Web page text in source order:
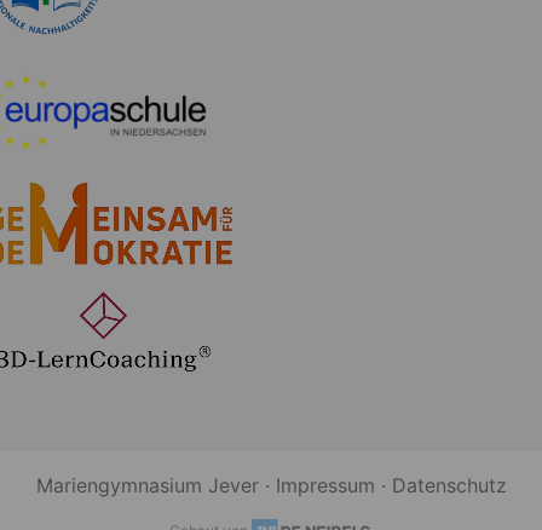
Mariengymnasium Jever · Impressum · Datenschutz